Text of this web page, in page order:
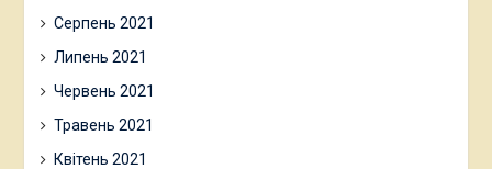
Серпень 2021
Липень 2021
Червень 2021
Травень 2021
Квітень 2021